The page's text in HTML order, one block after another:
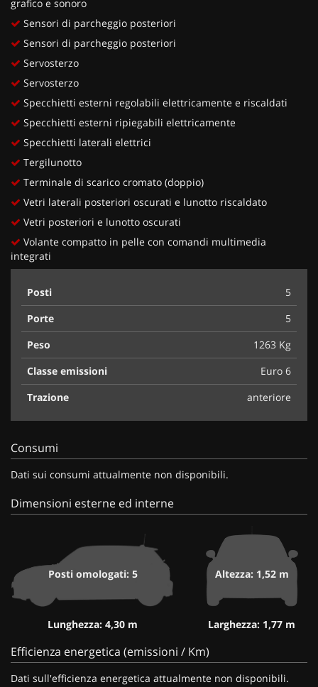
grafico e sonoro
Sensori di parcheggio posteriori
Sensori di parcheggio posteriori
Servosterzo
Servosterzo
Specchietti esterni regolabili elettricamente e riscaldati
Specchietti esterni ripiegabili elettricamente
Specchietti laterali elettrici
Tergilunotto
Terminale di scarico cromato (doppio)
Vetri laterali posteriori oscurati e lunotto riscaldato
Vetri posteriori e lunotto oscurati
Volante compatto in pelle con comandi multimedia
integrati
Posti
5
Porte
5
Peso
1263 Kg
Classe emissioni
Euro 6
Trazione
anteriore
Consumi
Dati sui consumi attualmente non disponibili.
Dimensioni esterne ed interne
Posti omologati: 5
Lunghezza: 4,30 m
Altezza: 1,52 m
Larghezza: 1,77 m
Efficienza energetica (emissioni / Km)
Dati sull'efficienza energetica attualmente non disponibili.